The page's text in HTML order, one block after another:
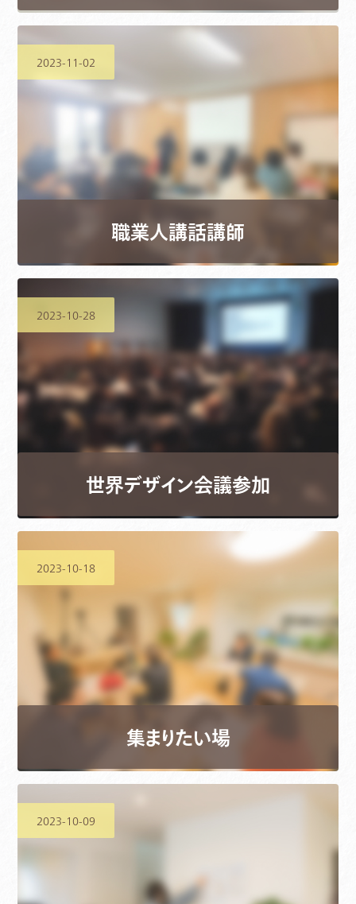
職業人講話講師
2023-11-02
世界デザイン会議参加
2023-10-28
集まりたい場
2023-10-18
2023-10-09